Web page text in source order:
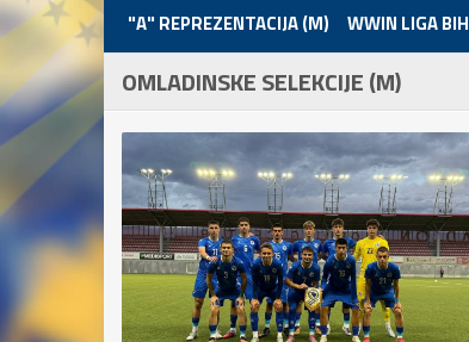
"A" REPREZENTACIJA (M) WWIN LIGA BIH
OMLADINSKE SELEKCIJE (M)